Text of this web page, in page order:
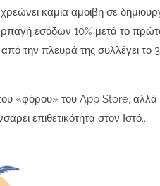
καμία αμοιβή σε
εσόδων 10% μετά το πρώτο
την πλευρά της συλλέγει
«φόρου» του App Store, αλλά
επιθετικότητα στον Ιστό...